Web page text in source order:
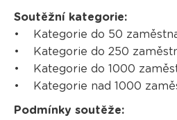
Soutěžní kategorie:
• Kategorie do 50
• Kategorie do 250
• Kategorie do 1000
• Kategorie nad 1000
Podmínky soutěže: